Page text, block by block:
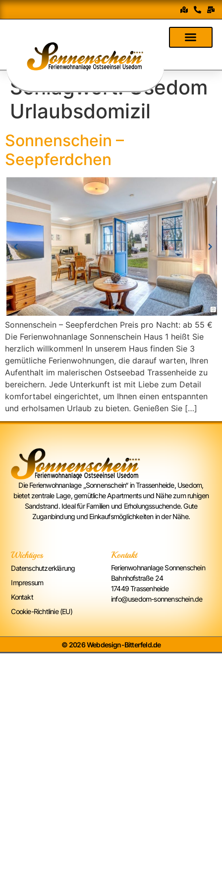
Schlagwort:Usedom
Urlaubsdomizil
Sonnenschein –
Seepferdchen
Sonnenschein – Seepferdchen Preis pro Nacht: ab 55 €
Die Ferienwohnanlage Sonnenschein Haus 1 heißt Sie
herzlich willkommen! In unserem Haus finden Sie 3
gemütliche Ferienwohnungen, die darauf warten, Ihren
Aufenthalt im malerischen Ostseebad Trassenheide zu
bereichern. Jede Unterkunft ist mit Liebe zum Detail
komfortabel eingerichtet, um Ihnen einen entspannten
und erholsamen Urlaub zu bieten. Genießen Sie […]
Die Ferienwohnanlage „Sonnenschein“ in Trassenheide, Usedom,
bietet zentrale Lage, gemütliche Apartments und Nähe zum ruhigen
Sandstrand. Ideal für Familien und Erholungssuchende. Gute
Zuganbindung und Einkaufsmöglichkeiten in der Nähe.
Wichtiges
Datenschutzerklärung
Impressum
Kontakt
Cookie-Richtlinie (EU)
Kontakt
Ferienwohnanlage Sonnenschein
Bahnhofstraße 24
17449 Trassenheide
info@usedom-sonnenschein.de
© 2026 Webdesign-Bitterfeld.de